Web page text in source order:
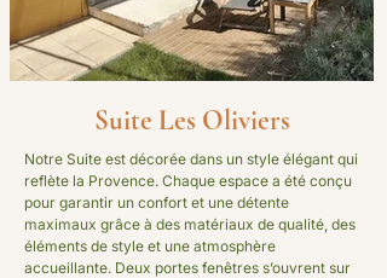
Suite Les Oliviers
Notre Suite est décorée dans un style élégant qui
reflète la Provence. Chaque espace a été conçu
pour garantir un confort et une détente
maximaux grâce à des matériaux de qualité, des
éléments de style et une atmosphère
accueillante.​ Deux portes fenêtres s’ouvrent sur